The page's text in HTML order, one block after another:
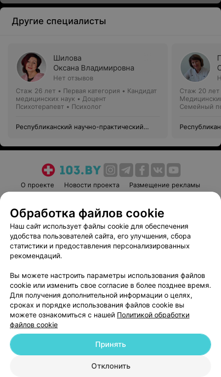
Другие специалисты
Шилова
Оксана Владимировна
Нет отзывов
Стаж 26 лет • Первая категория • Кандидат
медицинских наук • Доцент
Психотерапевт • Психолог
Республиканский научно-практический
Стаж 20 лет
Семейный
О проекте Новости проекта
Размещение рекламы
Пользовательское соглашение
Способы оплаты
Вакансии
Партнеры
Написать руководителю 103.by
Обработка персональных данных
© 2026 ООО «Артокс Лаб», УНП 191700409
| 220012, Республика Беларусь,
Обработка файлов cookie
Наш сайт использует файлы cookie для обеспечения
удобства пользователей сайта, его улучшения, сбора
статистики и предоставления персонализированных
рекомендаций.
Вы можете настроить параметры использования файлов
cookie или изменить свое согласие в более позднее время.
Для получения дополнительной информации о целях,
сроках и порядке использования файлов cookie вы
можете ознакомиться с нашей Политикой обработки
файлов cookie
Отклонить
Принять